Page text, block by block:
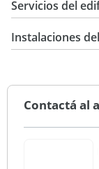
Servicios del
Instalaciones
Contactá al